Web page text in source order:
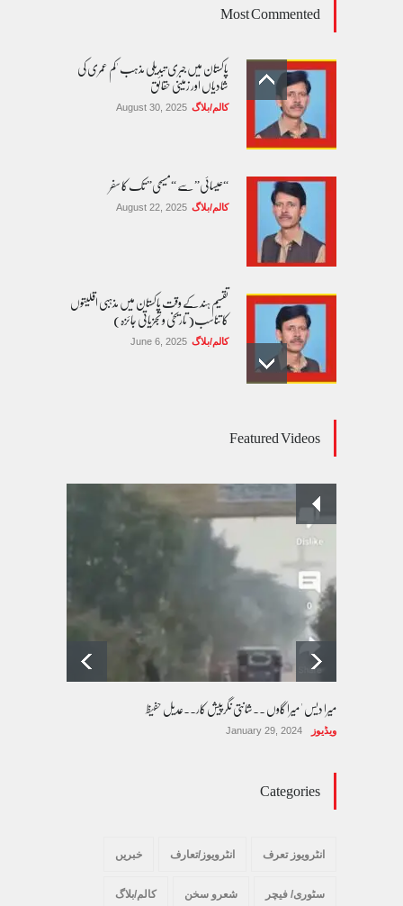
Most Commented
پاکستان میں جبری تبدیلی مذہب 'کم عمری کی
شادیاں اور زمینی حقائق
کالم/بلاگ August 30, 2025
“عیسائی” سے “مسیحی” تک کا سفر
کالم/بلاگ August 22, 2025
تقسیم ہند کے وقت پاکستان میں مذہبی اقلیتوں
کا تناسب( تاریخی و تجزیاتی جائزہ)
کالم/بلاگ June 6, 2025
پسند کی شادیوں کا بڑھتا ہوا رجحان اور راولپنڈی
کی یوسیز میں اندارج پر پابندی ایک نیا تنازعہ
October 14, 2025
Featured Videos
میرا دیس ' میرا گاوں ۔۔شانتی نگرپیش کار۔۔عدیل حفیظ
ویڈیوز January 29, 2024
Categories
انٹرویوز تعرف انٹرویوز/تعارف خبریں
سٹوری/ فیچر شعرو سخن کالم/بلاگ